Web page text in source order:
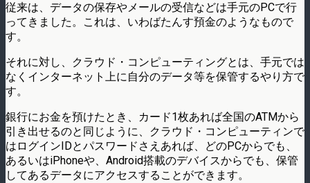
従来は、データの保存やメールの受信などは手元のPCで行
ってきました。これは、いわばたんす預金のようなもので
す。
それに対し、クラウド・コンピューティングとは、手元では
なくインターネット上に自分のデータ等を保管するやり方で
す。
銀行にお金を預けたとき、カード1枚あれば全国のATMから
引き出せるのと同じように、クラウド・コンピューティンで
はログインIDとパスワードさえあれば、どのPCからでも、
あるいはiPhoneや、Android搭載のデバイスからでも、保管
してあるデータにアクセスすることができます。